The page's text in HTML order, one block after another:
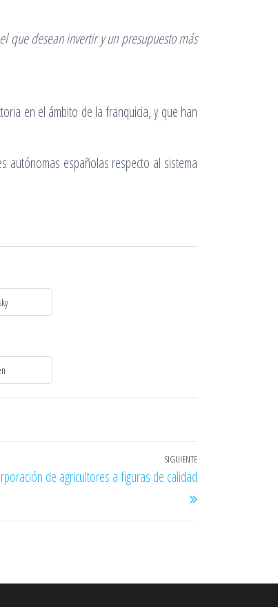
que desean invertir y un presupuesto más
en el ámbito de la franquicia, y que han
autónomas españolas respecto al sistema
Entrada
SIGUIENTE
de agricultores a figuras de calidad